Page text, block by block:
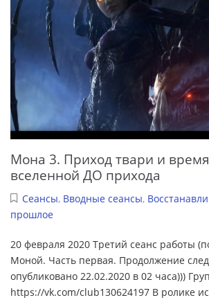
Мона 3. Приход твари и
вселенной ДО прихода
Сеансы, Вводные сеансы,
прошлое
20 февраля 2020 Третий сеанс работы
Моной. Часть первая. Продолжение
опубликовано 22.02.2020 в 02 часа)))
https://vk.com/club130624197 В ролике